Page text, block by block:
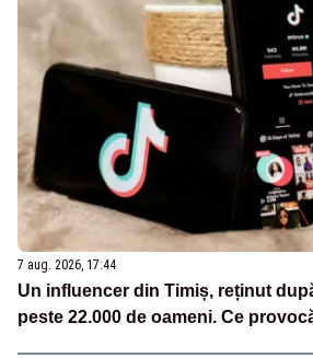
7 aug. 2026, 17:44
Un influencer din Timiș, reținut
peste 22.000 de oameni. Ce